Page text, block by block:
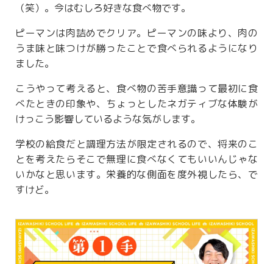
（笑）。今はむしろ好きな食べ物です。
ピーマンは肉詰めでクリア。ピーマンの味より、肉の
うま味と味つけが勝ったことで食べられるようになり
ました。
こうやって考えると、食べ物の苦手意識って最初に食
べたときの印象や、ちょっとしたネガティブな体験が
けっこう影響しているような気がします。
学校の給食だと調理方法が限定されるので、将来のこ
とを考えたらそこで無理に食べなくてもいいんじゃな
いかなと思います。栄養的な側面を度外視したら、で
すけど。